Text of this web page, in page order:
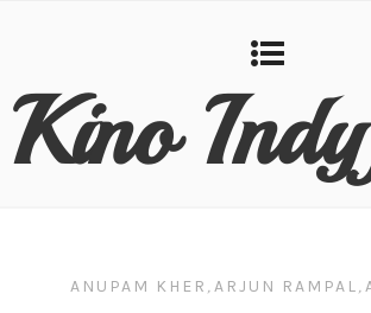
Kino
ANUPAM KHER ,ARJUN RAMPAL,